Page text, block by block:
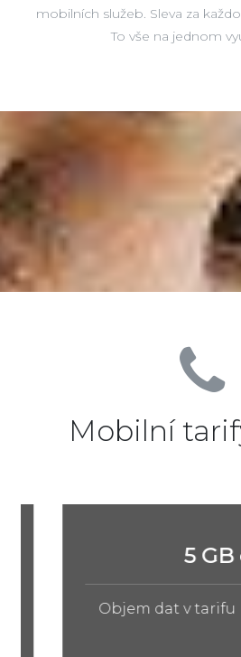
mobilních služeb. Sleva za
To vše na jednom
Mobilní
5 GB
Objem dat v tarifu